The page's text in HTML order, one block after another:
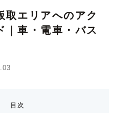
宿泊
Stay
Q＆A
Access
取エリアへのアク
｜車・電車・バス
目次